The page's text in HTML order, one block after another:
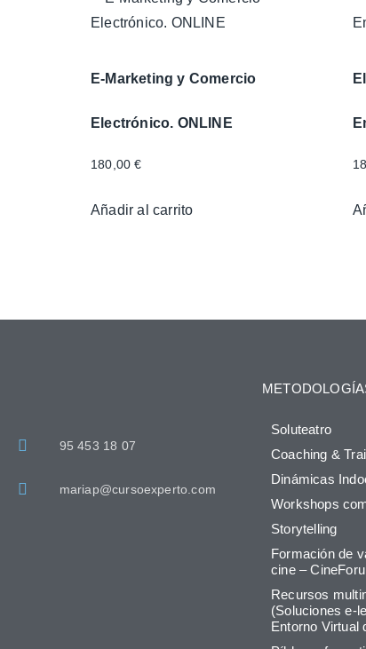
E-Marketing y Comercio
Electrónico. ONLINE
180,00€
Añadir al carrito
95 453 18 07
mariap@cursoexperto.com
Soluteatro
Coaching &
Dinámicas
Workshops
Storytelling
Formación de
cine –
Recursos
(Soluciones e-
Entorno Virtual